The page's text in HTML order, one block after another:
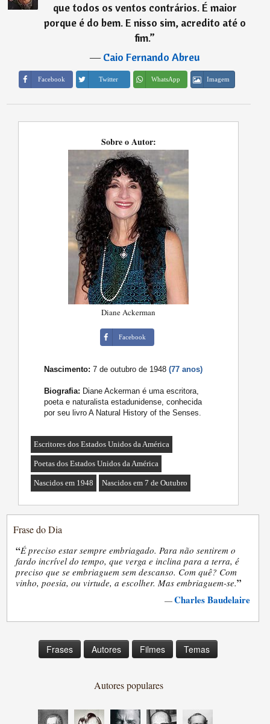
que todos os ventos contrários. É maior
porque é do bem. E nisso sim, acredito até o
fim.”
―Caio Fernando Abreu
Facebook Twitter WhatsApp Imagem
Sobre o Autor:
Diane Ackerman
Facebook
Nascimento: 7 de outubro de 1948(77 anos)
Biografia: Diane Ackerman é uma escritora,
poeta e naturalista estadunidense, conhecida
por seu livro A Natural History of the Senses.
Escritores dos Estados Unidos da América
Poetas dos Estados Unidos da América
Nascidos em 1948 Nascidos em 7 de Outubro
Frase do Dia
“É preciso estar sempre embriagado. Para não sentirem o
fardo incrível do tempo, que verga e inclina para a terra, é
preciso que se embriaguem sem descanso. Com quê? Com
vinho, poesia, ou virtude, a escolher. Mas embriaguem-se.”
—Charles Baudelaire
Frases Autores Filmes Temas
Autores populares